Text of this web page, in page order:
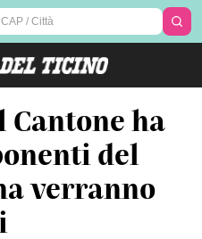
Cantone ha
del
verranno